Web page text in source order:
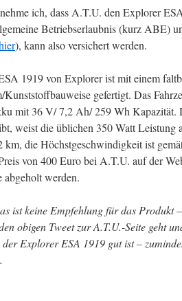
ich, dass A.T.U. den Explorer
Betriebserlaubnis (kurz ABE)
), kann also versichert werden.
1919 von Explorer ist mit einem
gefertigt. Das
mit 36 V/ 7,2 Ah/ 259 Wh
weist die üblichen 350 Watt Leistung
km, die Höchstgeschwindigkeit ist
von 400 Euro bei A.T.U. auf der
werden.
ist keine Empfehlung für das Produkt
obigen Tweet zur A.T.U.-Seite geht
der Explorer ESA 1919 gut ist –